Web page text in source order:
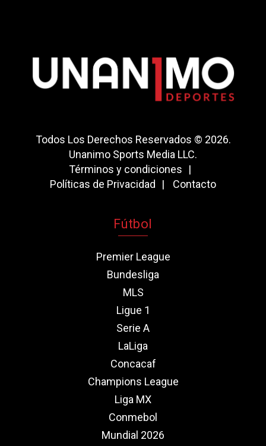
Todos Los Derechos Reservados © 2026.
Unanimo Sports Media LLC.
Términos y condiciones
Políticas de Privacidad
Contacto
Fútbol
Premier League
Bundesliga
MLS
Ligue 1
Serie A
LaLiga
Concacaf
Champions League
Liga MX
Conmebol
Mundial 2026